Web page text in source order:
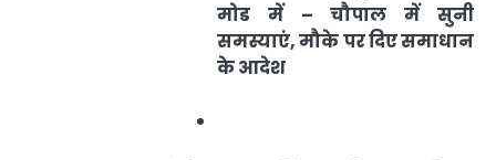
मोड में – चौपाल में सुनी
समस्याएं, मौके पर दिए समाधान
के आदेश